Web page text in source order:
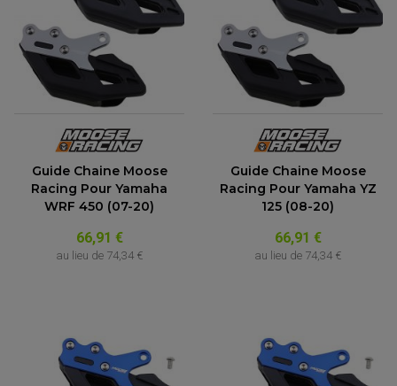
Guide Chaine Moose
Racing Pour Yamaha
WRF 450 (07-20)
66,91 €
au lieu de 74,34 €
Guide Chaine Moose
Racing Pour Yamaha YZ
125 (08-20)
66,91 €
au lieu de 74,34 €